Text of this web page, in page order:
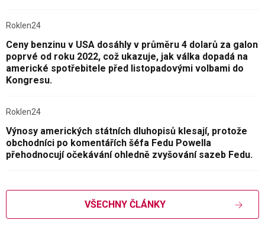
Roklen24
Ceny benzinu v USA dosáhly v průměru 4 dolarů za galon
poprvé od roku 2022, což ukazuje, jak válka dopadá na
americké spotřebitele před listopadovými volbami do
Kongresu.
Roklen24
Výnosy amerických státních dluhopisů klesají, protože
obchodníci po komentářích šéfa Fedu Powella
přehodnocují očekávání ohledně zvyšování sazeb Fedu.
VŠECHNY ČLÁNKY